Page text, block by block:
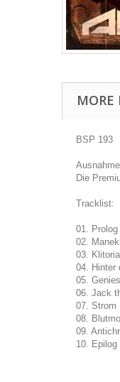
MORE
BSP 193
Die
Tracklist:
01. Prolog
02.
03.
04. Hinter
05.
06. Jack
07. Strom
08.
09.
10. Epilog